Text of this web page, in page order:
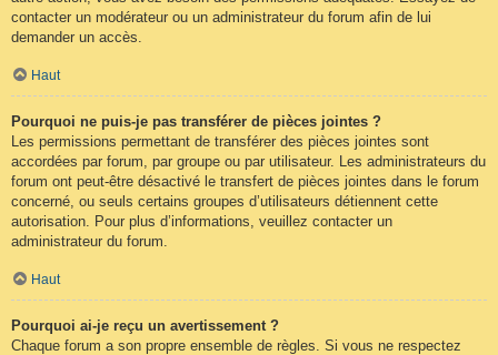
contacter un modérateur ou un administrateur du forum afin de lui
demander un accès.
Haut
Pourquoi ne puis-je pas transférer de pièces jointes ?
Les permissions permettant de transférer des pièces jointes sont
accordées par forum, par groupe ou par utilisateur. Les administrateurs du
forum ont peut-être désactivé le transfert de pièces jointes dans le forum
concerné, ou seuls certains groupes d’utilisateurs détiennent cette
autorisation. Pour plus d’informations, veuillez contacter un
administrateur du forum.
Haut
Pourquoi ai-je reçu un avertissement ?
Chaque forum a son propre ensemble de règles. Si vous ne respectez